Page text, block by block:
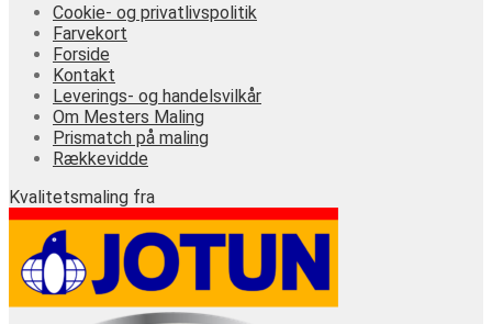
Cookie- og privatlivspolitik
Farvekort
Forside
Kontakt
Leverings- og handelsvilkår
Om Mesters Maling
Prismatch på maling
Rækkevidde
Kvalitetsmaling fra